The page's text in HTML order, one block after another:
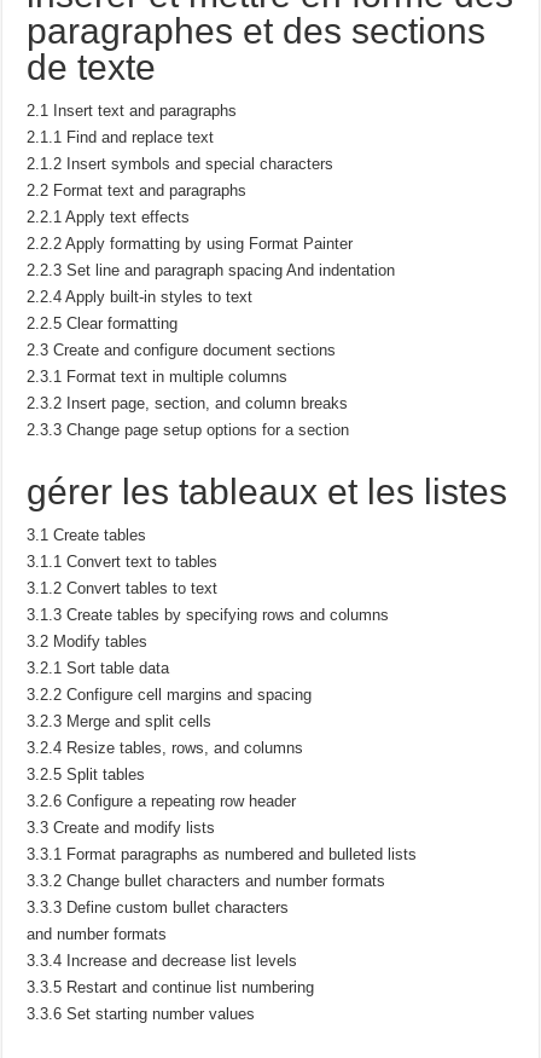
paragraphes et des sections
de texte
2.1 Insert text and paragraphs
2.1.1 Find and replace text
2.1.2 Insert symbols and special characters
2.2 Format text and paragraphs
2.2.1 Apply text effects
2.2.2 Apply formatting by using Format Painter
2.2.3 Set line and paragraph spacing And indentation
2.2.4 Apply built-in styles to text
2.2.5 Clear formatting
2.3 Create and configure document sections
2.3.1 Format text in multiple columns
2.3.2 Insert page, section, and column breaks
2.3.3 Change page setup options for a section
gérer les tableaux et les listes
3.1 Create tables
3.1.1 Convert text to tables
3.1.2 Convert tables to text
3.1.3 Create tables by specifying rows and columns
3.2 Modify tables
3.2.1 Sort table data
3.2.2 Configure cell margins and spacing
3.2.3 Merge and split cells
3.2.4 Resize tables, rows, and columns
3.2.5 Split tables
3.2.6 Configure a repeating row header
3.3 Create and modify lists
3.3.1 Format paragraphs as numbered and bulleted lists
3.3.2 Change bullet characters and number formats
3.3.3 Define custom bullet characters
and number formats
3.3.4 Increase and decrease list levels
3.3.5 Restart and continue list numbering
3.3.6 Set starting number values